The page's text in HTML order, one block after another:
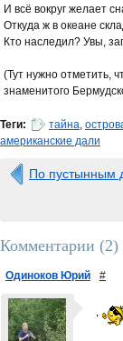
И всё вокруг желает
Откуда ж в океане
Кто наследил? Увы,
(Тут нужно отметить,
знаменитого
Теги: тайна,
американские дали
По пустынным
Комментарии (2)
Одиноков Юрий #